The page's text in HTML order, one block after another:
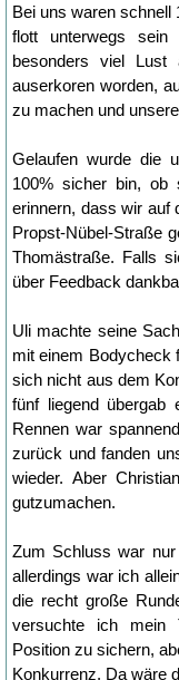
Bei uns waren schnell
flott unterwegs
besonders viel
auserkoren worden,
zu machen und
Gelaufen wurde die
100% sicher bin,
erinnern, dass wir auf
Propst-Nübel-Straße
Thomästraße. Falls
über Feedback
Uli machte seine
mit einem Bodycheck
sich nicht aus dem
fünf liegend übergab
Rennen war
zurück und fanden
wieder. Aber
gutzumachen.
Zum Schluss war
allerdings war ich
die recht große
versuchte ich mein
Position zu sichern,
Konkurrenz. Da wäre